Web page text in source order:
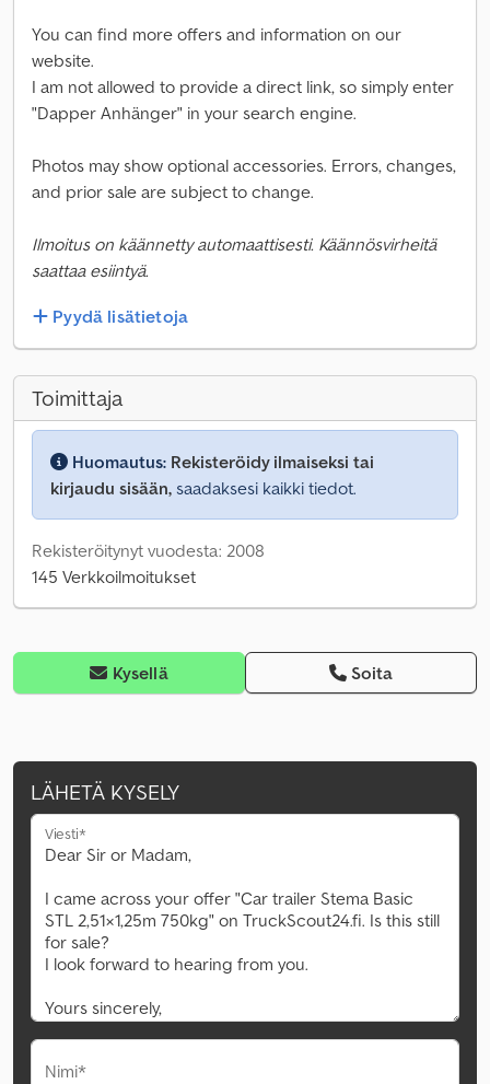
You can find more offers and information on our
website.
I am not allowed to provide a direct link, so simply enter
"Dapper Anhänger" in your search engine.
Photos may show optional accessories. Errors, changes,
and prior sale are subject to change.
Ilmoitus on käännetty automaattisesti. Käännösvirheitä
saattaa esiintyä.
Pyydä lisätietoja
Toimittaja
Huomautus: Rekisteröidy ilmaiseksi tai
kirjaudu sisään, saadaksesi kaikki tiedot.
Rekisteröitynyt vuodesta: 2008
145 Verkkoilmoitukset
Kysellä Soita
LÄHETÄ KYSELY
Viesti*
Nimi*